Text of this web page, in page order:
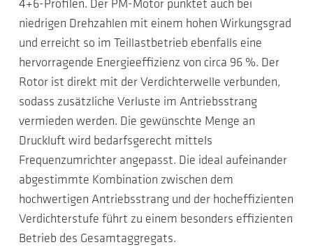
4+6-Profilen. Der PM-Motor punktet auch bei
niedrigen Drehzahlen mit einem hohen Wirkungsgrad
und erreicht so im Teillastbetrieb ebenfalls eine
hervorragende Energieeffizienz von circa 96 %. Der
Rotor ist direkt mit der Verdichterwelle verbunden,
sodass zusätzliche Verluste im Antriebsstrang
vermieden werden. Die gewünschte Menge an
Druckluft wird bedarfsgerecht mittels
Frequenzumrichter angepasst. Die ideal aufeinander
abgestimmte Kombination zwischen dem
hochwertigen Antriebsstrang und der hocheffizienten
Verdichterstufe führt zu einem besonders effizienten
Betrieb des Gesamtaggregats.